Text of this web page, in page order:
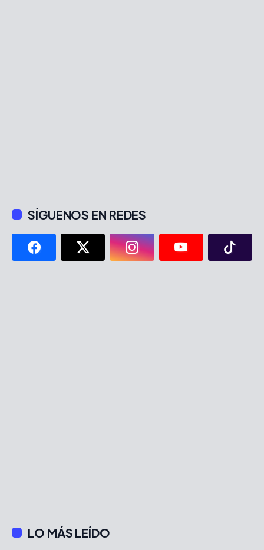
SÍGUENOS EN REDES
LO MÁS LEÍDO